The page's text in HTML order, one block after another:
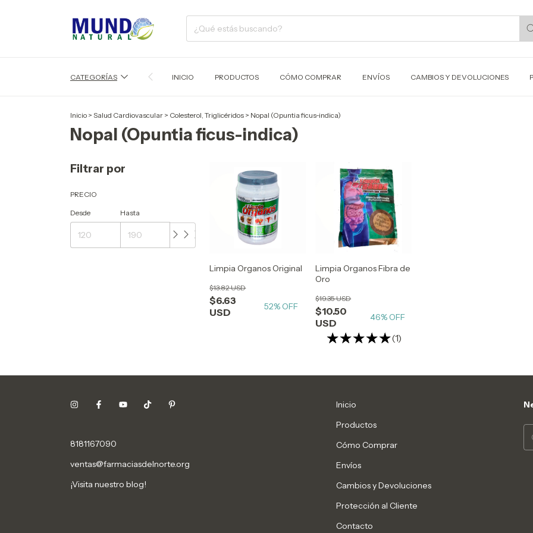
CATEGORÍAS INICIO PRODUCTOS CÓMO COMPRAR ENVÍOS CAMBIOS Y DEVOLUCIONES
Inicio > Salud Cardiovascular > Colesterol, Triglicéridos > Nopal (Opuntia ficus-indica)
Nopal (Opuntia ficus-indica)
Filtrar por
PRECIO
Desde Hasta
Limpia Organos Original
$6.63
USD
$13.82 USD
52% OFF
Limpia Organos Fibra de
Oro
$10.50
USD
$19.35 USD
46% OFF
(1)
8181167090
ventas@farmaciasdelnorte.org
¡Visita nuestro blog!
Inicio
Productos
Cómo Comprar
Envíos
Cambios y Devoluciones
Protección al Cliente
Contacto